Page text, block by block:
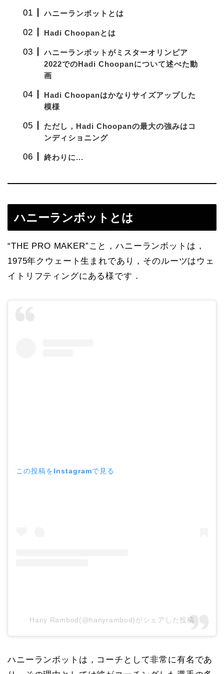
ハニーランボットとは
Hadi Choopanとは
ハニーランボットがミスターオリンピア
2022でのHadi Choopanについて述べた動
画
Hadi Choopanはかなりサイズアップした
模様
ただし，Hadi Choopanの最大の強みはコ
ンディショニング
終わりに...
ハニーランボットとは
“THE PRO MAKER”こと，ハニーランボットは，
1975年クウェート生まれであり，そのルーツはウェ
イトリフティングにある様です．
この投稿をInstagramで見る
Hany Rambod(@hanyrambod)がシェアした投稿
ハニーランボットは，コーチとして非常に有名であ